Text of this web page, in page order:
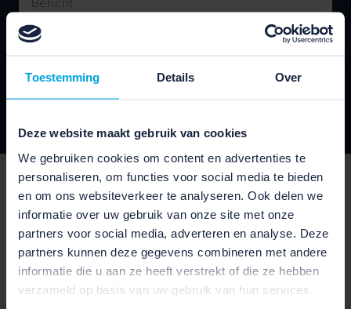
Toestemming Details Over
Deze website maakt gebruik van cookies
We gebruiken cookies om content en advertenties te
personaliseren, om functies voor social media te bieden
en om ons websiteverkeer te analyseren. Ook delen we
informatie over uw gebruik van onze site met onze
partners voor social media, adverteren en analyse. Deze
partners kunnen deze gegevens combineren met andere
informatie die u aan ze heeft verstrekt of die ze hebben
verzameld op basis van uw gebruik van hun services.
SPECIFICATIES
Lees alle specificaties van deze elektrische fiets van
het merk veloretti.